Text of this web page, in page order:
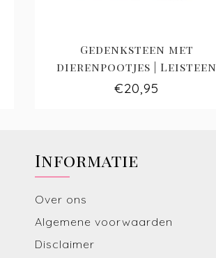
Gedenksteen met
dierenpootjes | Leisteen
€20,95
Informatie
Over ons
Algemene voorwaarden
Disclaimer